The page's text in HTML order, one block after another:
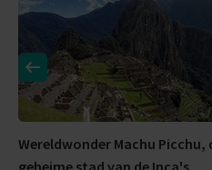
Wereldwonder Machu Picchu,